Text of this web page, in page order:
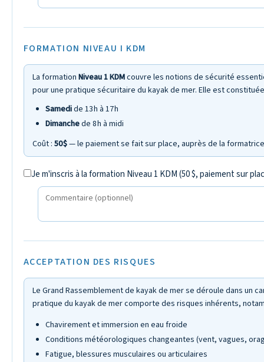
FORMATION NIVEAU I KDM
La formation Niveau 1 KDMcouvre les notions de sécurité
pour une pratique sécuritaire du kayak de mer. Elle est
Samedide 13 h à 17 h
Dimanchede 8 h à midi
Coût : 50 $— le paiement se fait sur place, auprès de la
Je m'inscris à la formation Niveau 1 KDM (50 $, paiement sur
ACCEPTATION DES RISQUES
Le Grand Rassemblement de kayak de mer se déroule dans un
pratique du kayak de mer comporte des risques inhérents,
Chavirement et immersion en eau froide
Conditions météorologiques changeantes (vent, vagues,
Fatigue, blessures musculaires ou articulaires